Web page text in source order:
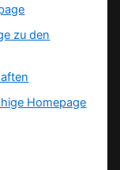
zu den
Homepage